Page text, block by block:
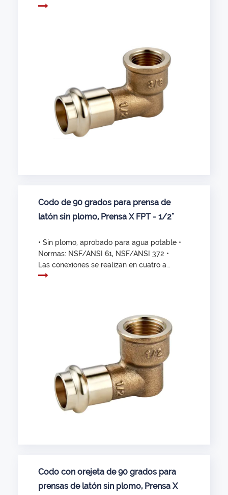
aplicaciones de agua potable con bajo
Codo de 90 grados para prensa de
latón sin plomo, Prensa X FPT - 1/2"
• Sin plomo, aprobado para agua potable •
Normas: NSF/ANSI 61, NSF/ANSI 372 •
Las conexiones se realizan en cuatro a
siete segundos, lo que garantiza un
Codo con orejeta de 90 grados para
prensas de latón sin plomo, Prensa X